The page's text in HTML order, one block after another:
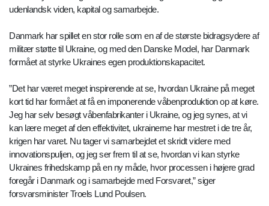
udenlandsk viden, kapital og samarbejde.
Danmark har spillet en stor rolle som en af de største bidragsydere af
militær støtte til Ukraine, og med den Danske Model, har Danmark
formået at styrke Ukraines egen produktionskapacitet.
”Det har været meget inspirerende at se, hvordan Ukraine på meget
kort tid har formået at få en imponerende våbenproduktion op at køre.
Jeg har selv besøgt våbenfabrikanter i Ukraine, og jeg synes, at vi
kan lære meget af den effektivitet, ukrainerne har mestret i de tre år,
krigen har varet. Nu tager vi samarbejdet et skridt videre med
innovationspuljen, og jeg ser frem til at se, hvordan vi kan styrke
Ukraines frihedskamp på en ny måde, hvor processen i højere grad
foregår i Danmark og i samarbejde med Forsvaret,” siger
forsvarsminister Troels Lund Poulsen.